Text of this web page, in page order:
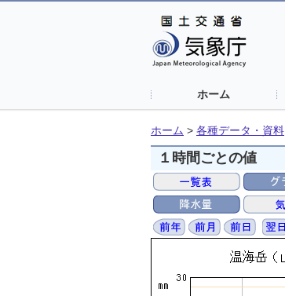
ホーム
ホーム > 各種データ・資料
１時間ごとの値